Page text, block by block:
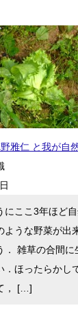
雅仁 と我が自
にここ3年ほど
ような野菜が出
． 雑草の合間に
．ほったらかし
， […]